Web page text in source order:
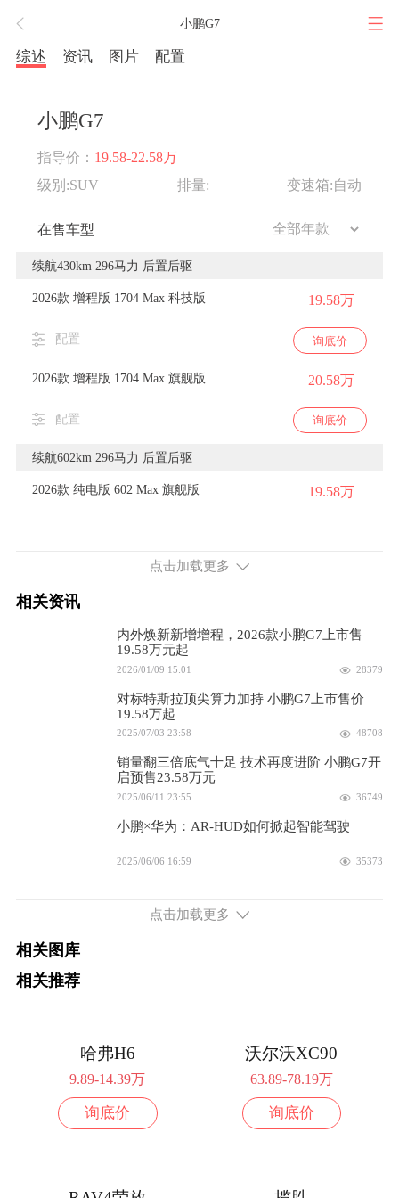
小鹏G7
综述 资讯 图片 配置
小鹏G7
指导价： 19.58-22.58万
级别:SUV
排量: 变速箱:自动
在售车型
续航430km 296马力 后置后驱
2026款 增程版 1704 Max 科技版 19.58万
配置 询底价
2026款 增程版 1704 Max 旗舰版 20.58万
配置 询底价
续航602km 296马力 后置后驱
2026款 纯电版 602 Max 旗舰版 19.58万
2025款 602 长续航Max
配置
续航702km 296马力 后置后驱
2025款 702 超长续航Max 20.58万
询底价
点击加载更多
相关资讯
内外焕新新增增程，2026款小鹏G7上市售
19.58万元起
2026/01/09 15:01 28379
对标特斯拉顶尖算力加持 小鹏G7上市售价
19.58万起
2025/07/03 23:58 48708
销量翻三倍底气十足 技术再度进阶 小鹏G7开
启预售23.58万元
2025/06/11 23:55 36749
小鹏×华为：AR-HUD如何掀起智能驾驶
2025/06/06 16:59 35373
点击加载更多
相关图库
相关推荐
哈弗H6
9.89-14.39万
询底价
沃尔沃XC90
63.89-78.19万
询底价